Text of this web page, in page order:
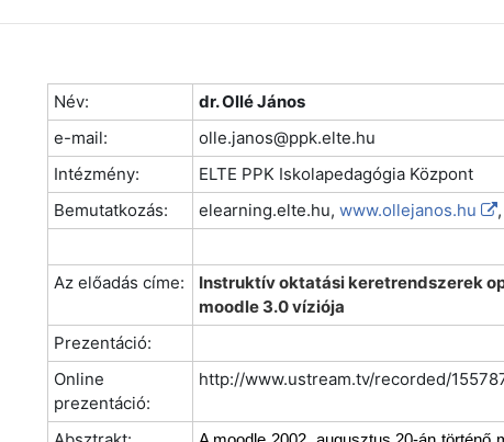
Név:
dr. Ollé János
e-mail:
olle.janos@ppk.elte.hu
Intézmény:
ELTE PPK Iskolapedagógia Központ
Bemutatkozás:
elearning.elte.hu, www.ollejanos.hu
Az előadás címe:
Instruktív oktatási keretrendszerek
moodle 3.0 víziója
Prezentáció:
Online
prezentáció:
http://www.ustream.tv/recorded/